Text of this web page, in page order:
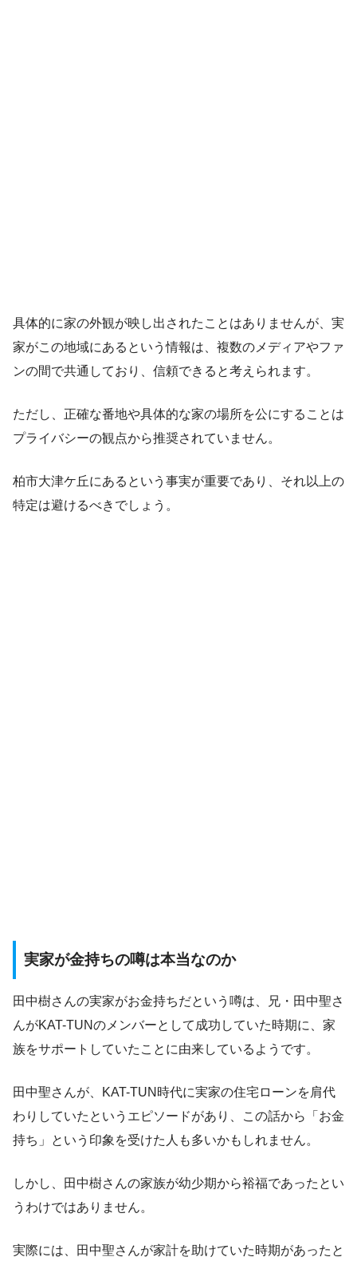
具体的に家の外観が映し出されたことはありませんが、実
家がこの地域にあるという情報は、複数のメディアやファ
ンの間で共通しており、信頼できると考えられます。
ただし、正確な番地や具体的な家の場所を公にすることは
プライバシーの観点から推奨されていません。
柏市大津ケ丘にあるという事実が重要であり、それ以上の
特定は避けるべきでしょう。
実家が金持ちの噂は本当なのか
田中樹さんの実家がお金持ちだという噂は、兄・田中聖さ
んがKAT-TUNのメンバーとして成功していた時期に、家
族をサポートしていたことに由来しているようです。
田中聖さんが、KAT-TUN時代に実家の住宅ローンを肩代
わりしていたというエピソードがあり、この話から「お金
持ち」という印象を受けた人も多いかもしれません。
しかし、田中樹さんの家族が幼少期から裕福であったとい
うわけではありません。
実際には、田中聖さんが家計を助けていた時期があったと